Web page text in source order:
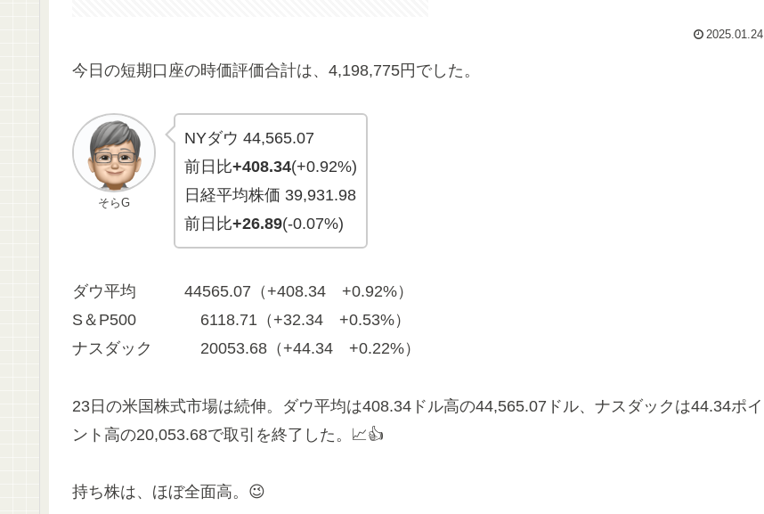
2025.01.24
今日の短期口座の時価評価合計は、4,198,775円でした。
そらG
NYダウ 44,565.07
前日比+408.34(+0.92%)
日経平均株価 39,931.98
前日比+26.89(-0.07%)
ダウ平均 44565.07（+408.34 +0.92%）
S＆P500 6118.71（+32.34 +0.53%）
ナスダック 20053.68（+44.34 +0.22%）
23日の米国株式市場は続伸。ダウ平均は408.34ドル高の44,565.07ドル、ナスダックは44.34ポイ
ント高の20,053.68で取引を終了した。📈👍
持ち株は、ほぼ全面高。😉